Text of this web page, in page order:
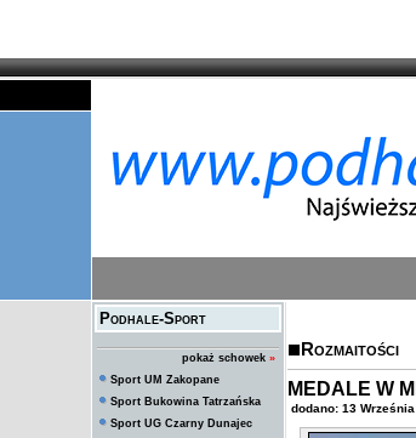
Podhale-Sport
pokaż schowek »
Sport UM Zakopane
Sport Bukowina Tatrzańska
Sport UG Czarny Dunajec
Rozmaitości
MEDALE W
dodano: 13